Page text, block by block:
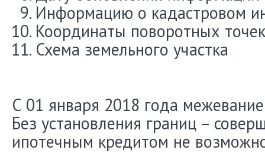
Информацию о кадастровом
Координаты поворотных точек
Схема земельного участка
С 01 января 2018 года
Без установления границ –
ипотечным кредитом не